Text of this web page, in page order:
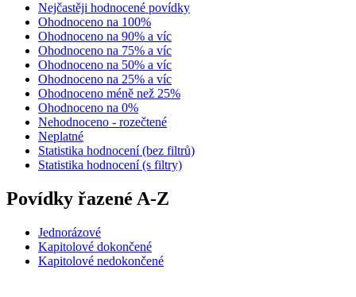
Nejčastěji hodnocené povídky
Ohodnoceno na 100%
Ohodnoceno na 90% a víc
Ohodnoceno na 75% a víc
Ohodnoceno na 50% a víc
Ohodnoceno na 25% a víc
Ohodnoceno méně než 25%
Ohodnoceno na 0%
Nehodnoceno - rozečtené
Neplatné
Statistika hodnocení (bez filtrů)
Statistika hodnocení (s filtry)
Povídky řazené A-Z
Jednorázové
Kapitolové dokončené
Kapitolové nedokončené